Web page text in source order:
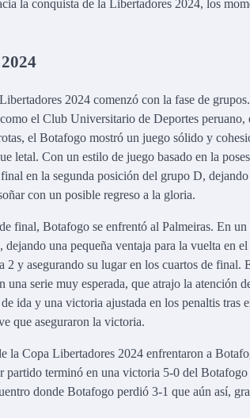
la conquista de la Libertadores 2024, los
2024 comenzó con la fase de
el Club Universitario de Deportes
el Botafogo mostró un juego sólido y
letal. Con un estilo de juego basado en la
en la segunda posición del grupo D,
con un posible regreso a la gloria.
final, Botafogo se enfrentó al Palmeiras. En
una pequeña ventaja para la vuelta en
y asegurando su lugar en los cuartos de final.
serie muy esperada, que atrajo la atención
ida y una victoria ajustada en los penaltis tras
que aseguraron la victoria.
la Copa Libertadores 2024 enfrentaron a
terminó en una victoria 5-0 del
donde Botafogo perdió 3-1 que aún así,